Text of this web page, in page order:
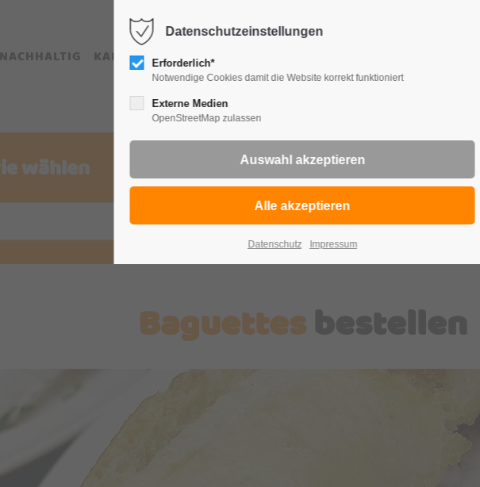
NACHHALTIG KARTE
wählen
Baguettesbestellen
Datenschutzeinstellungen
Erforderlich*
Notwendige Cookies damit die Website korrekt funktioniert
Externe Medien
OpenStreetMap zulassen
Datenschutz Impressum